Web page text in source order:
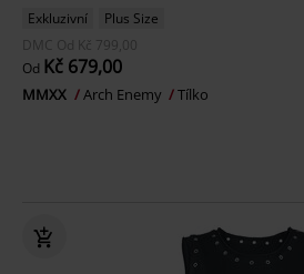
Exkluzivní
Plus Size
DMC Od Kč 799,00
Od Kč 679,00
MMXX Arch Enemy Tílko